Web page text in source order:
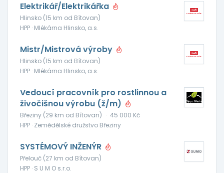
Elektrikář/Elektrikářka
Hlinsko (15 km od Bítovan)
HPP · Mlékárna Hlinsko, a.s.
Mistr/Mistrová výroby
Hlinsko (15 km od Bítovan)
HPP · Mlékárna Hlinsko, a.s.
Vedoucí pracovník pro rostlinnou a
živočišnou výrobu (ž/m)
Březiny (29 km od Bítovan) · 45 000 Kč
HPP · Zemědělské družstvo Březiny
SYSTÉMOVÝ INŽENÝR
Přelouč (27 km od Bítovan)
HPP · S U M O s.r.o.